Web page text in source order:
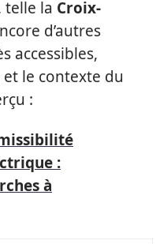
telle la Croix-
d’autres
accessibles,
et le contexte du
:
:
à